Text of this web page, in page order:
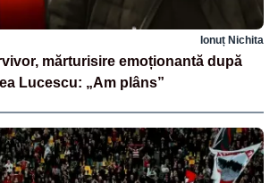
Ionuț Nichita
mărturisire emoționantă după
Lucescu: „Am plâns”